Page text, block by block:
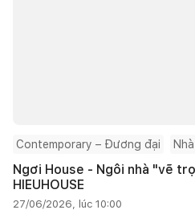
Contemporary – Đương đại
Ngơi House - Ngôi nhà "vẽ
HIEUHOUSE
27/06/2026, lúc 10:00